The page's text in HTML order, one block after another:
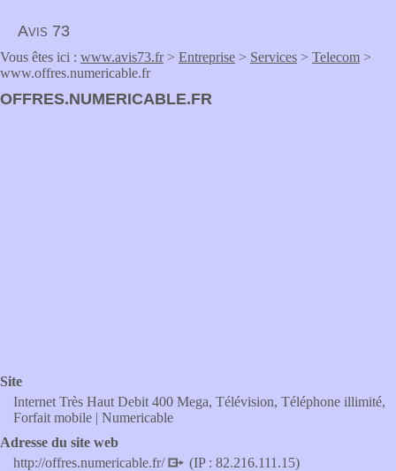
Avis 73
Vous êtes ici : www.avis73.fr> Entreprise > Services > Telecom >
www.offres.numericable.fr
OFFRES.NUMERICABLE.FR
Site
Internet Très Haut Debit 400 Mega, Télévision, Téléphone illimité,
Forfait mobile | Numericable
Adresse du site web
http://offres.numericable.fr/
(IP : 82.216.111.15)